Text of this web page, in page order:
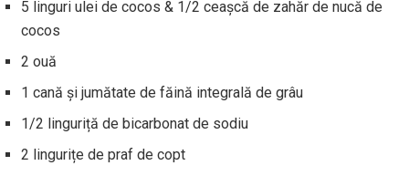
5 linguri ulei de cocos & 1/2 ceașcă de zahăr de nucă de
cocos
2 ouă
1 cană și jumătate de făină integrală de grâu
1/2 linguriță de bicarbonat de sodiu
2 lingurițe de praf de copt